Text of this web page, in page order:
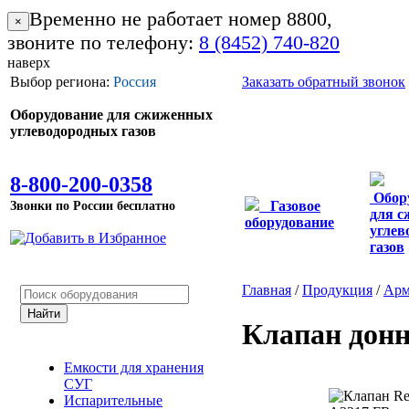
× Временно не работает номер 8800,
звоните по телефону: 8 (8452) 740-820
наверх
Выбор региона: Россия
Оборудование для сжиженных
углеводородных газов
8-800-200-0358
Звонки по России бесплатно
Заказать обратный звонок
Газовое
оборудование
для
газов
Емкости для хранения
СУГ
Испарительные
Главная /Продукция /
Клапан